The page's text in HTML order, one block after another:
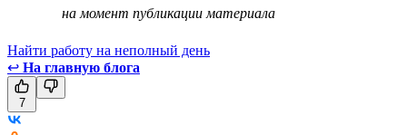
на момент публикации материала
Найти работу на неполный день
↩ На главную блога
7